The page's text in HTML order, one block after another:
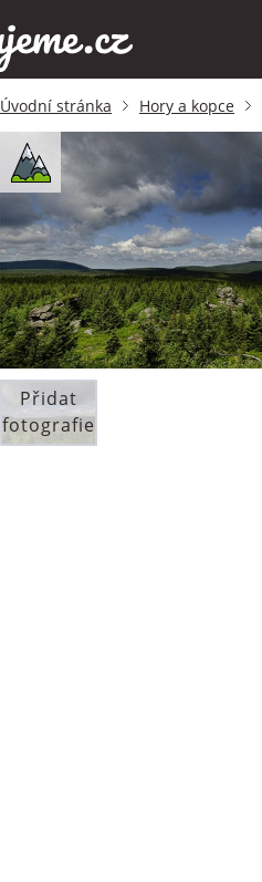
Úvodní stránka Hory a kopce
Přidat
fotografie